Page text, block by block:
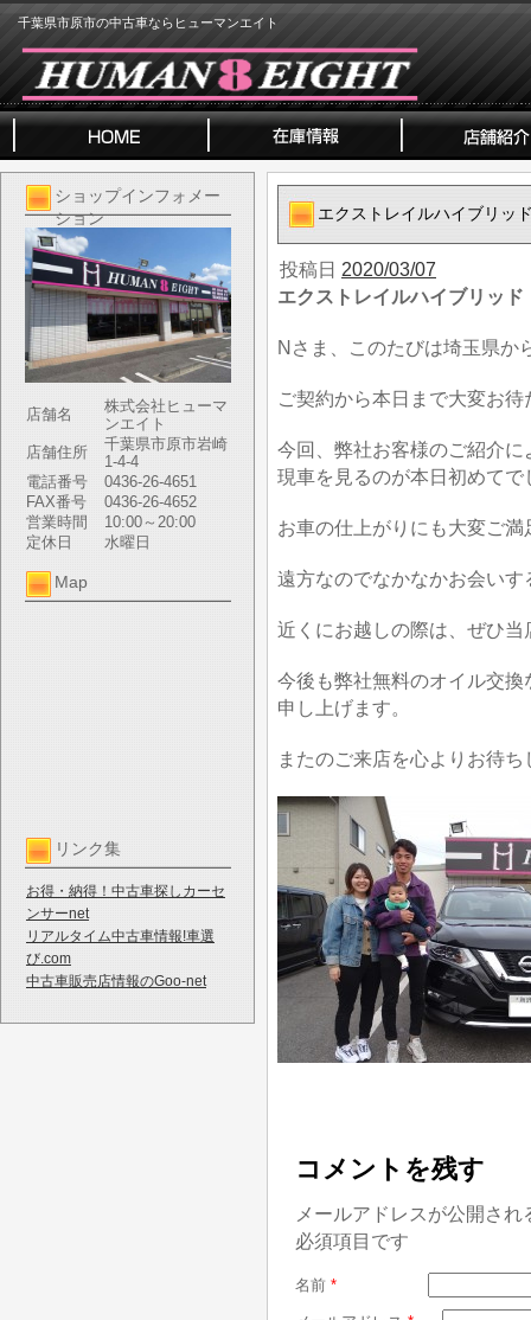
千葉県市原市の中古車ならヒューマンエイト
ショップインフォメー
ション
店舗名
株式会社ヒューマ
ンエイト
店舗住所
千葉県市原市岩崎
1-4-4
電話番号
0436-26-4651
FAX番号
0436-26-4652
営業時間
10:00～20:00
定休日
水曜日
Map
リンク集
お得・納得！中古車探しカーセ
ンサーnet
リアルタイム中古車情報!車選
び.com
中古車販売店情報のGoo-net
エクストレイルハイブリッ
投稿日 2020/03/07
エクストレイルハイブリッ
Nさま、このたびは埼玉県か
ご契約から本日まで大変お
今回、弊社お客様のご紹介
現車を見るのが本日初めてで
お車の仕上がりにも大変ご
遠方なのでなかなかお会い
近くにお越しの際は、ぜひ
今後も弊社無料のオイル交
申し上げます。
またのご来店を心よりお待
コメントを残す
メールアドレスが公開さ
必須項目です
名前 *